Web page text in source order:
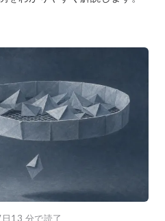
13 分で読了